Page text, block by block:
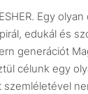
Utazás
Életmód
Design
Egy
edukál és
generációt
célunk egy
szemléletével